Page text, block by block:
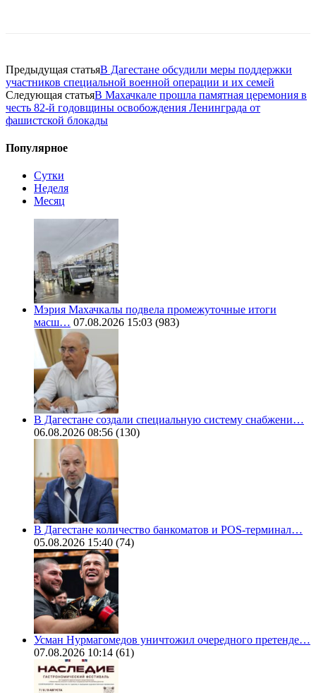
Предыдущая статьяВ Дагестане обсудили меры поддержки
участников специальной военной операции и их семей
Следующая статьяВ Махачкале прошла памятная церемония в
честь 82-й годовщины освобождения Ленинграда от
фашистской блокады
Популярное
Сутки
Неделя
Месяц
Мэрия Махачкалы подвела промежуточные итоги
масш… 07.08.2026 15:03 (983)
В Дагестане создали специальную систему снабжени…
06.08.2026 08:56 (130)
В Дагестане количество банкоматов и POS-терминал…
05.08.2026 15:40 (74)
Усман Нурмагомедов уничтожил очередного претенде…
07.08.2026 10:14 (61)